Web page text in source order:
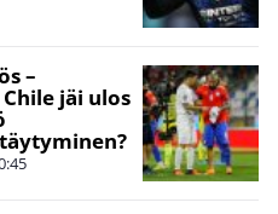
–
jäi ulos